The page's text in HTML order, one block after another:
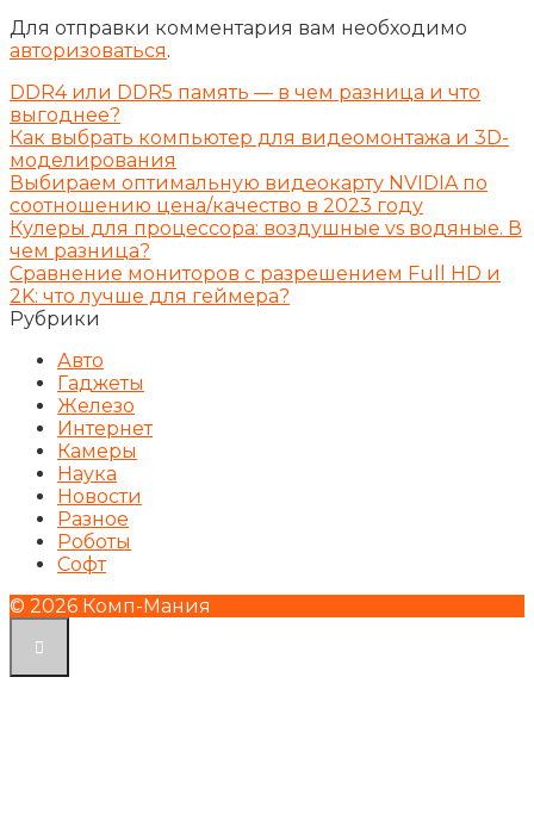
Для отправки комментария вам необходимо
авторизоваться.
DDR4 или DDR5 память — в чем разница и что
выгоднее?
Как выбрать компьютер для видеомонтажа и 3D-
моделирования
Выбираем оптимальную видеокарту NVIDIA по
соотношению цена/качество в 2023 году
Кулеры для процессора: воздушные vs водяные. В
чем разница?
Сравнение мониторов с разрешением Full HD и
2K: что лучше для геймера?
Рубрики
Авто
Гаджеты
Железо
Интернет
Камеры
Наука
Новости
Разное
Роботы
Софт
© 2026 Комп-Мания